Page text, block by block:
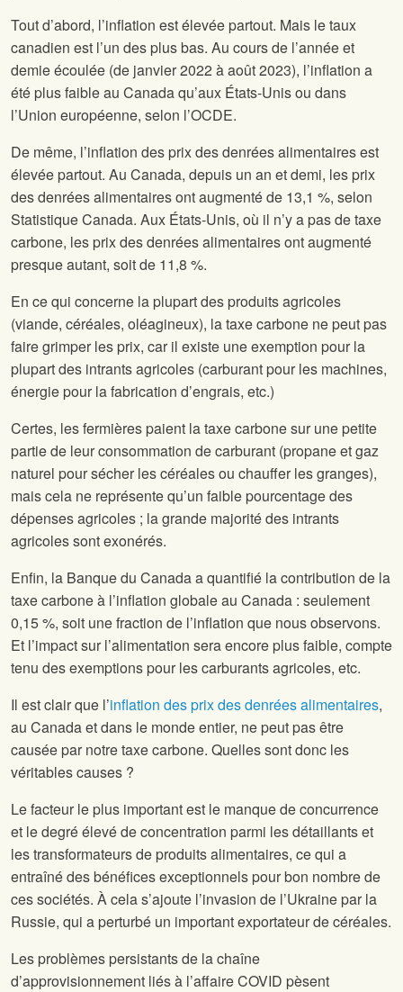
Tout d’abord, l’inflation est élevée partout. Mais le taux
canadien est l’un des plus bas. Au cours de l’année et
demie écoulée (de janvier 2022 à août 2023), l’inflation a
été plus faible au Canada qu’aux États-Unis ou dans
l’Union européenne, selon l’OCDE.
De même, l’inflation des prix des denrées alimentaires est
élevée partout. Au Canada, depuis un an et demi, les prix
des denrées alimentaires ont augmenté de 13,1 %, selon
Statistique Canada. Aux États-Unis, où il n’y a pas de taxe
carbone, les prix des denrées alimentaires ont augmenté
presque autant, soit de 11,8 %.
En ce qui concerne la plupart des produits agricoles
(viande, céréales, oléagineux), la taxe carbone ne peut pas
faire grimper les prix, car il existe une exemption pour la
plupart des intrants agricoles (carburant pour les machines,
énergie pour la fabrication d’engrais, etc.)
Certes, les fermières paient la taxe carbone sur une petite
partie de leur consommation de carburant (propane et gaz
naturel pour sécher les céréales ou chauffer les granges),
mais cela ne représente qu’un faible pourcentage des
dépenses agricoles ; la grande majorité des intrants
agricoles sont exonérés.
Enfin, la Banque du Canada a quantifié la contribution de la
taxe carbone à l’inflation globale au Canada : seulement
0,15 %, soit une fraction de l’inflation que nous observons.
Et l’impact sur l’alimentation sera encore plus faible, compte
tenu des exemptions pour les carburants agricoles, etc.
Il est clair que l’inflation des prix des denrées alimentaires,
au Canada et dans le monde entier, ne peut pas être
causée par notre taxe carbone. Quelles sont donc les
véritables causes ?
Le facteur le plus important est le manque de concurrence
et le degré élevé de concentration parmi les détaillants et
les transformateurs de produits alimentaires, ce qui a
entraîné des bénéfices exceptionnels pour bon nombre de
ces sociétés. À cela s’ajoute l’invasion de l’Ukraine par la
Russie, qui a perturbé un important exportateur de céréales.
Les problèmes persistants de la chaîne
d’approvisionnement liés à l’affaire COVID pèsent